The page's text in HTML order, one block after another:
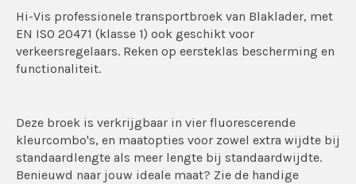
Hi-Vis professionele transportbroek van Blaklader, met
EN ISO 20471 (klasse 1) ook geschikt voor
verkeersregelaars. Reken op eersteklas bescherming en
functionaliteit.
Deze broek is verkrijgbaar in vier fluorescerende
kleurcombo's, en maatopties voor zowel extra wijdte bij
standaardlengte als meer lengte bij standaardwijdte.
Benieuwd naar jouw ideale maat? Zie de handige